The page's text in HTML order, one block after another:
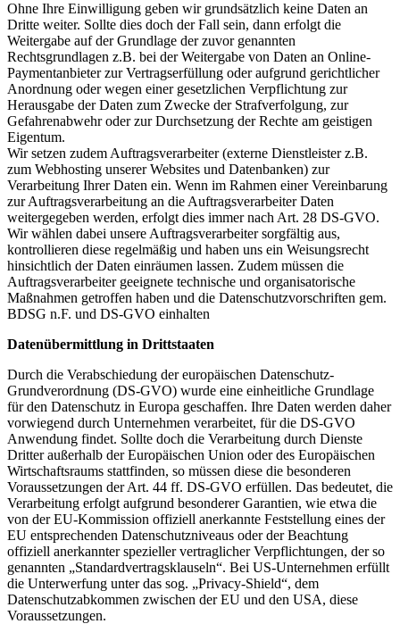
Ohne Ihre Einwilligung geben wir grundsätzlich keine Daten an
Dritte weiter. Sollte dies doch der Fall sein, dann erfolgt die
Weitergabe auf der Grundlage der zuvor genannten
Rechtsgrundlagen z.B. bei der Weitergabe von Daten an Online-
Paymentanbieter zur Vertragserfüllung oder aufgrund gerichtlicher
Anordnung oder wegen einer gesetzlichen Verpflichtung zur
Herausgabe der Daten zum Zwecke der Strafverfolgung, zur
Gefahrenabwehr oder zur Durchsetzung der Rechte am geistigen
Eigentum.
Wir setzen zudem Auftragsverarbeiter (externe Dienstleister z.B.
zum Webhosting unserer Websites und Datenbanken) zur
Verarbeitung Ihrer Daten ein. Wenn im Rahmen einer Vereinbarung
zur Auftragsverarbeitung an die Auftragsverarbeiter Daten
weitergegeben werden, erfolgt dies immer nach Art. 28 DS-GVO.
Wir wählen dabei unsere Auftragsverarbeiter sorgfältig aus,
kontrollieren diese regelmäßig und haben uns ein Weisungsrecht
hinsichtlich der Daten einräumen lassen. Zudem müssen die
Auftragsverarbeiter geeignete technische und organisatorische
Maßnahmen getroffen haben und die Datenschutzvorschriften gem.
BDSG n.F. und DS-GVO einhalten
Datenübermittlung in Drittstaaten
Durch die Verabschiedung der europäischen Datenschutz-
Grundverordnung (DS-GVO) wurde eine einheitliche Grundlage
für den Datenschutz in Europa geschaffen. Ihre Daten werden daher
vorwiegend durch Unternehmen verarbeitet, für die DS-GVO
Anwendung findet. Sollte doch die Verarbeitung durch Dienste
Dritter außerhalb der Europäischen Union oder des Europäischen
Wirtschaftsraums stattfinden, so müssen diese die besonderen
Voraussetzungen der Art. 44 ff. DS-GVO erfüllen. Das bedeutet, die
Verarbeitung erfolgt aufgrund besonderer Garantien, wie etwa die
von der EU-Kommission offiziell anerkannte Feststellung eines der
EU entsprechenden Datenschutzniveaus oder der Beachtung
offiziell anerkannter spezieller vertraglicher Verpflichtungen, der so
genannten „Standardvertragsklauseln“. Bei US-Unternehmen erfüllt
die Unterwerfung unter das sog. „Privacy-Shield“, dem
Datenschutzabkommen zwischen der EU und den USA, diese
Voraussetzungen.